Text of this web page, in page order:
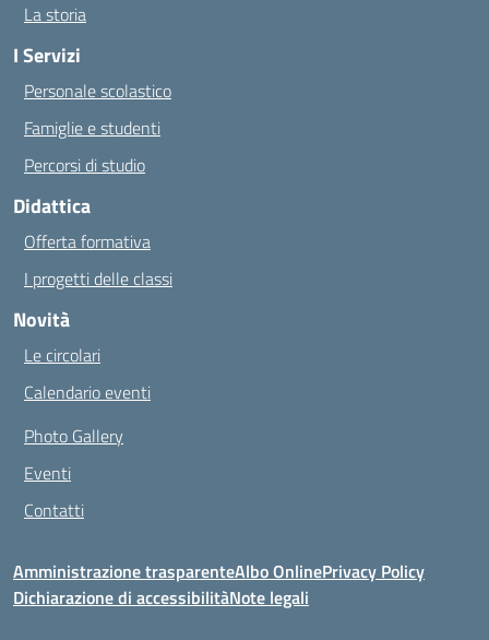
La storia
I Servizi
Personale scolastico
Famiglie e studenti
Percorsi di studio
Didattica
Offerta formativa
I progetti delle classi
Novità
Le circolari
Calendario eventi
Photo Gallery
Eventi
Contatti
Amministrazione trasparenteAlbo OnlinePrivacy Policy
Dichiarazione di accessibilitàNote legali